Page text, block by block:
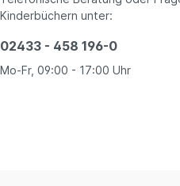
Kinderbüchern unter:
02433 - 458 196-0
Mo-Fr, 09:00 - 17:00 Uhr